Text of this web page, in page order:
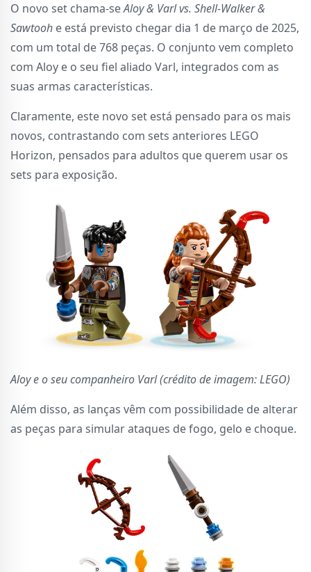
O novo set chama-seAloy & Varl vs. Shell-Walker &
Sawtooh e está previsto chegar dia 1 de março de 2025,
com um total de 768 peças. O conjunto vem completo
com Aloy e o seu fiel aliado Varl, integrados com as
suas armas características.
Claramente, este novo set está pensado para os mais
novos, contrastando com sets anteriores LEGO
Horizon, pensados para adultos que querem usar os
sets para exposição.
Aloy e o seu companheiro Varl (crédito de imagem: LEGO)
Além disso, as lanças vêm com possibilidade de alterar
as peças para simular ataques de fogo, gelo e choque.